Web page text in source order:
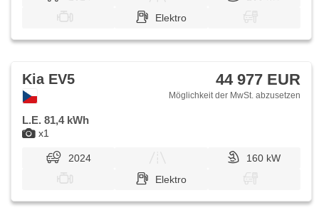
Elektro
x1
Kia EV5 44 977 EUR
Möglichkeit der MwSt. abzusetzen
L.E. 81,4 kWh
2024
160 kW
Elektro